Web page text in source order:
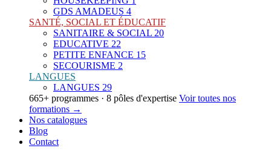
GDS AMADEUS 4
SANTÉ, SOCIAL ET ÉDUCATIF
SANITAIRE & SOCIAL 20
EDUCATIVE 22
PETITE ENFANCE 15
SECOURISME 2
LANGUES
LANGUES 29
665+ programmes · 8 pôles d'expertise Voir toutes nos
formations →
Nos catalogues
Blog
Contact